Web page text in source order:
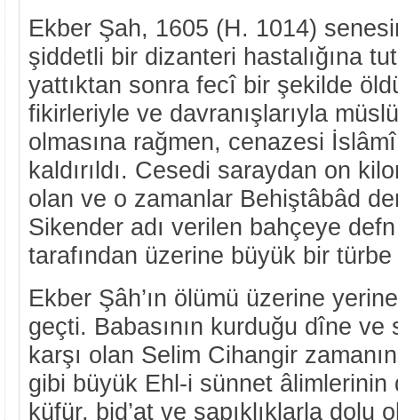
Ekber Şah, 1605 (H. 1014)
şiddetli bir dizanteri hastalığına
yattıktan sonra fecî bir şekilde
fikirleriyle ve davranışlarıyla
olmasına rağmen, cenazesi
kaldırıldı. Cesedi saraydan on
olan ve o zamanlar Behiştâbâd
Sikender adı verilen bahçeye
tarafından üzerine büyük bir türbe
Ekber Şâh’ın ölümü üzerine
geçti. Babasının kurduğu dîne ve
karşı olan Selim Cihangir
gibi büyük Ehl-i sünnet âlimlerinin
küfür, bid’at ve sapıklıklarla dolu